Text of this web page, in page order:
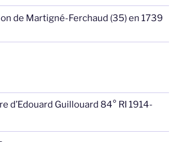
de Martigné-Ferchaud (35) en 1739
d’Edouard Guillouard 84° RI 1914-